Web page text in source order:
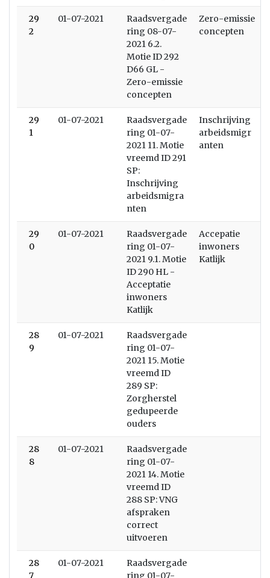
29
2
01-07-2021
Raadsvergade
ring 08-07-
2021 6.2.
Motie ID 292
D66 GL -
Zero-emissie
concepten
Zero-emissie
concepten
29
1
01-07-2021
Raadsvergade
ring 01-07-
2021 11. Motie
vreemd ID 291
SP:
Inschrijving
arbeidsmigra
nten
Inschrijving
arbeidsmigr
anten
29
0
01-07-2021
Raadsvergade
ring 01-07-
2021 9.1. Motie
ID 290 HL -
Acceptatie
inwoners
Katlijk
Accepatie
inwoners
Katlijk
28
9
01-07-2021
Raadsvergade
ring 01-07-
2021 15. Motie
vreemd ID
289 SP:
Zorgherstel
gedupeerde
ouders
28
8
01-07-2021
Raadsvergade
ring 01-07-
2021 14. Motie
vreemd ID
288 SP: VNG
afspraken
correct
uitvoeren
28
7
01-07-2021
Raadsvergade
ring 01-07-